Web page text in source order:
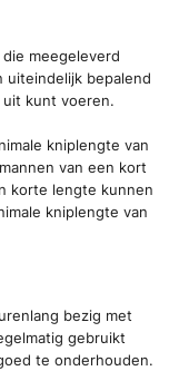
meegeleverd
uiteindelijk bepalend
uit kunt voeren.
kniplengte van
van een kort
korte lengte kunnen
kniplengte van
bezig met
gebruikt
te onderhouden.